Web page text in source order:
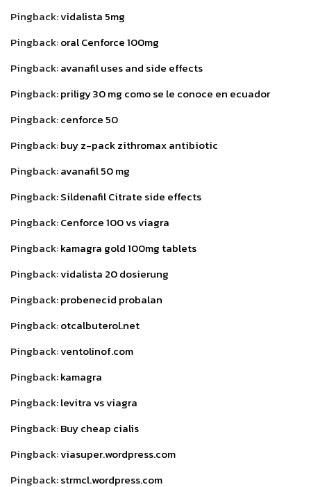
Pingback:vidalista 5mg
Pingback:oral Cenforce 100mg
Pingback:avanafil uses and side effects
Pingback:priligy 30 mg como se le conoce en ecuador
Pingback:cenforce 50
Pingback:buy z-pack zithromax antibiotic
Pingback:avanafil 50 mg
Pingback:Sildenafil Citrate side effects
Pingback:Cenforce 100 vs viagra
Pingback:kamagra gold 100mg tablets
Pingback:vidalista 20 dosierung
Pingback:probenecid probalan
Pingback:otcalbuterol.net
Pingback:ventolinof.com
Pingback:kamagra
Pingback:levitra vs viagra
Pingback:Buy cheap cialis
Pingback:viasuper.wordpress.com
Pingback:strmcl.wordpress.com